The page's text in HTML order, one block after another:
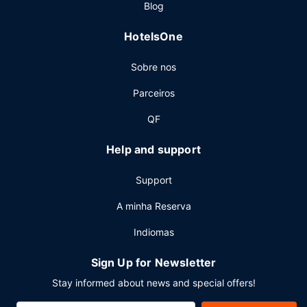
As principais comodidades incluem um business center
Blog
HotelsOne
Sobre nos
Parceiros
QF
Help and support
Support
A minha Reserva
Indiomas
Sign Up for Newsletter
Stay informed about news and special offers!